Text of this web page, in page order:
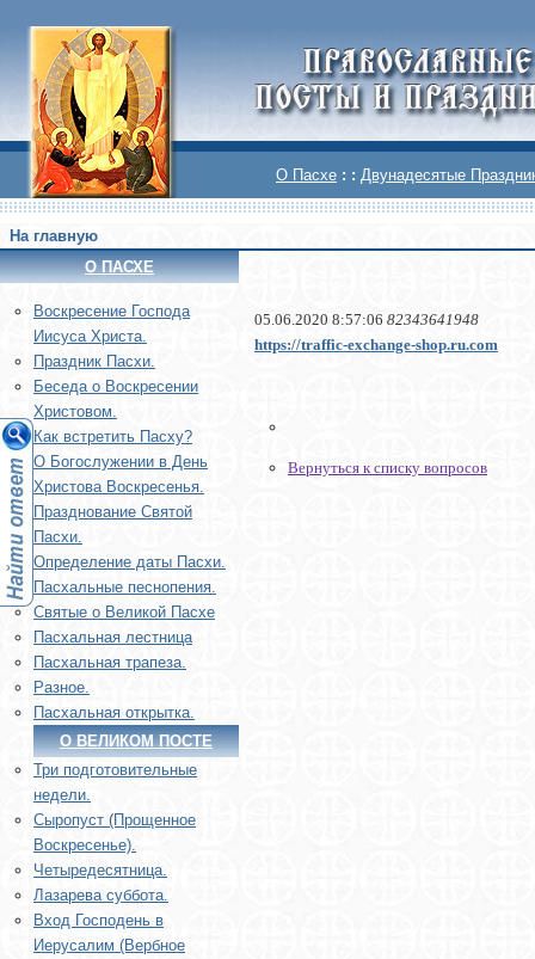
О Пасхе : : Двунадесятые
На главную
О ПАСХЕ
Воскреcение Господа
Иисуса Христа.
Праздник Пасхи.
Беседа о Воскресении
Христовом.
Как встретить Пасху?
О Богослужении в День
Христова Воскресенья.
Празднование Святой
Пасхи.
Определение даты Пасхи.
Пасхальные песнопения.
Святые о Великой Пасхе
Пасхальная лестница
Пасхальная трапеза.
Разное.
Пасхальная открытка.
О ВЕЛИКОМ ПОСТЕ
Три подготовительные
недели.
Сыропуст (Прощенное
Воскресенье).
Четыредесятница.
Лазарева суббота.
Вход Господень в
Иерусалим (Вербное
05.06.2020 8:57:06 82343641948
https://traffic-exchange-shop.ru.com
Вернуться к списку вопросов